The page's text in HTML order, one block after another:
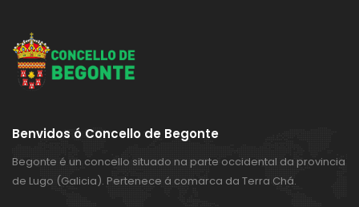
Benvidos ó Concello de Begonte
Begonte é un concello situado na parte occidental da provincia
de Lugo (Galicia). Pertenece á comarca da Terra Chá.